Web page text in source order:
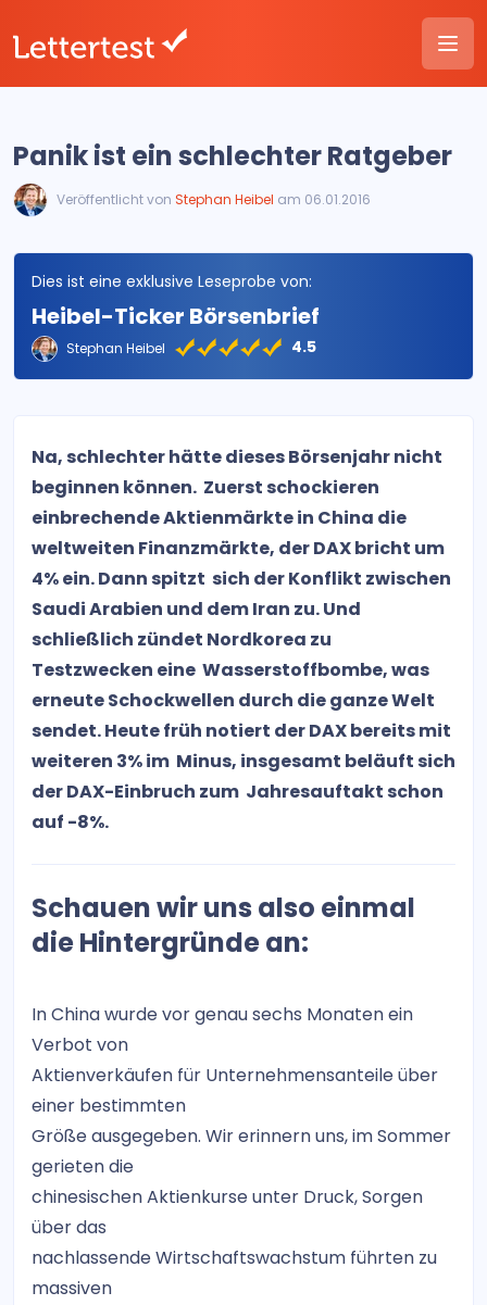
Panik ist ein schlechter Ratgeber
Veröffentlicht von Stephan Heibel am 06.01.2016
Dies ist eine exklusive Leseprobe von:
Heibel-Ticker Börsenbrief
Stephan Heibel 4.5
Na, schlechter hätte dieses Börsenjahr nicht
beginnen können. Zuerst schockieren
einbrechende Aktienmärkte in China die
weltweiten Finanzmärkte, der DAX bricht um
4% ein. Dann spitzt sich der Konflikt zwischen
Saudi Arabien und dem Iran zu. Und
schließlich zündet Nordkorea zu
Testzwecken eine Wasserstoffbombe, was
erneute Schockwellen durch die ganze Welt
sendet. Heute früh notiert der DAX bereits mit
weiteren 3% im Minus, insgesamt beläuft sich
der DAX-Einbruch zum Jahresauftakt schon
auf -8%.
Schauen wir uns also einmal
die Hintergründe an:
In China wurde vor genau sechs Monaten ein
Verbot von
Aktienverkäufen für Unternehmensanteile über
einer bestimmten
Größe ausgegeben. Wir erinnern uns, im Sommer
gerieten die
chinesischen Aktienkurse unter Druck, Sorgen
über das
nachlassende Wirtschaftswachstum führten zu
massiven